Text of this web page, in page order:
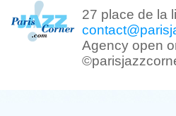
27 place de la
Agency open